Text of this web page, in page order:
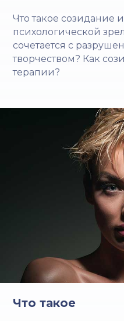
Что такое созидание
психологической
сочетается с
творчеством? Как
терапии?
Что такое